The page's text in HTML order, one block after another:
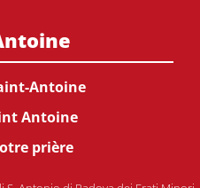
Antoine
Antoine
prière